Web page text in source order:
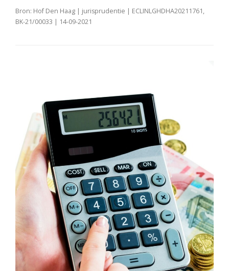
Bron: Hof Den Haag | jurisprudentie | ECLINLGHDHA20211761,
BK-21/00033 | 14-09-2021